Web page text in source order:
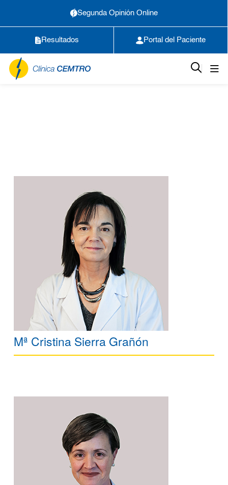
Segunda Opinión Online
Resultados Portal del Paciente
Mª Cristina Sierra Grañón